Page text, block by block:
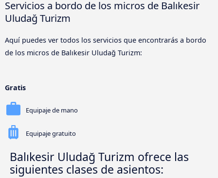
Servicios a bordo de los micros de Balıkesir
Uludağ Turizm
Aquí puedes ver todos los servicios que encontrarás a bordo
de los micros de Balıkesir Uludağ Turizm:
Gratis
Equipaje de mano
Equipaje gratuito
Balıkesir Uludağ Turizm ofrece las
siguientes clases de asientos: